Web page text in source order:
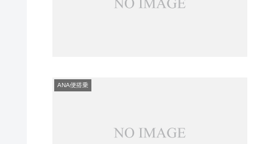
ANA便搭乗